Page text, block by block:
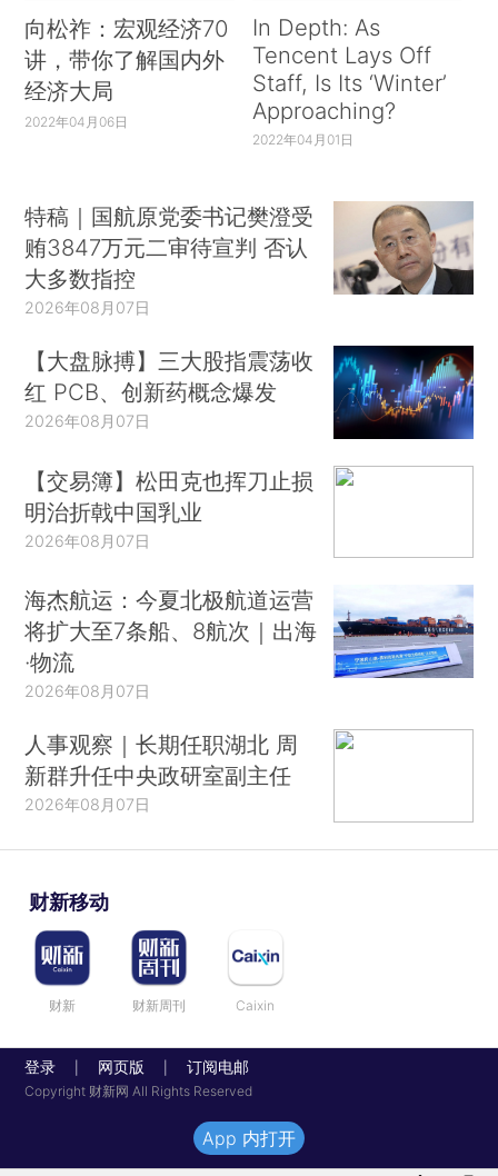
向松祚：宏观经济70
讲，带你了解国内外
经济大局
2022年04月06日
In Depth: As
Tencent Lays Off
Staff, Is Its ‘Winter’
Approaching?
2022年04月01日
特稿｜国航原党委书记樊澄受
贿3847万元二审待宣判 否认
大多数指控
2026年08月07日
【大盘脉搏】三大股指震荡收
红 PCB、创新药概念爆发
2026年08月07日
【交易簿】松田克也挥刀止损
明治折戟中国乳业
2026年08月07日
海杰航运：今夏北极航道运营
将扩大至7条船、8航次｜出海
·物流
2026年08月07日
人事观察｜长期任职湖北 周
新群升任中央政研室副主任
2026年08月07日
财新移动
财新 财新周刊 Caixin
登录 网页版 订阅电邮
Copyright 财新网 All Rights Reserved
App 内打开